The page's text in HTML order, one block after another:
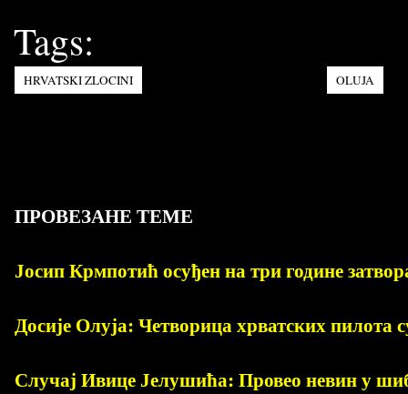
Tags:
HRVATSKI ZLOCINI OLUJA
ПРОВЕЗАНЕ ТЕМЕ
Јосип Крмпотић осуђен на три године
Досије Олуја: Четворица хрватских пилота
Случај Ивице Јелушића: Провео невин у